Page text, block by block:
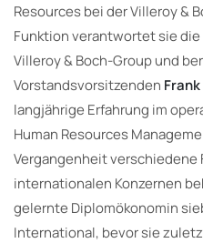
Resources bei der Villeroy &
Funktion verantwortet sie
Villeroy & Boch-Group und
Vorstandsvorsitzenden
langjährige Erfahrung im
Human Resources
Vergangenheit verschiedene
internationalen Konzernen
gelernte Diplomökonomin
International, bevor sie